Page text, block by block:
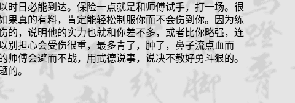
时日必能到达。保险一点就是和师傅试手，打一场。很
果真的有料，肯定能轻松制服你而不会伤到你。因为练
的，说明他的实力也就和你差不多，或者比你略强，连
别担心会受伤很重，最多青了，肿了，鼻子流点血而
傅会避而不战，用武德说事，说决不教好勇斗狠的。
的。